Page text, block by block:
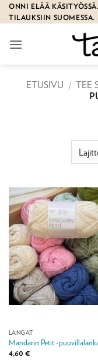
Skip
to
ONNI ELÄÄ
TILAUKSIIN SUOMESSA.
ETUSIVU / TEE
LANGAT
Mandarin Petit -
4,60 €